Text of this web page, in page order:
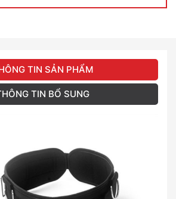
TIN SẢN PHẨM
TIN BỔ SUNG